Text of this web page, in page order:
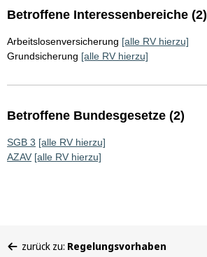
Betroffene Interessenbereiche (2)
Arbeitslosenversicherung [alle RV hierzu]
Grundsicherung [alle RV hierzu]
Betroffene Bundesgesetze (2)
SGB 3 [alle RV hierzu]
AZAV [alle RV hierzu]
zurück zu: Regelungsvorhaben